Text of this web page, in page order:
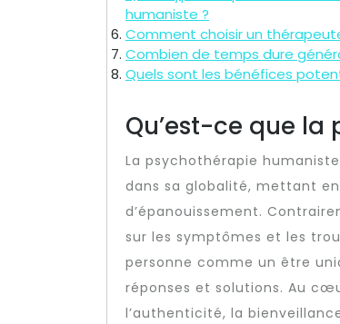
humaniste ?
Comment choisir un
Combien de temps dure
Quels sont les bénéfices
Qu’est-ce que
La psychothérapie
dans sa globalité, mettant
d’épanouissement.
sur les symptômes et les
personne comme un être
réponses et solutions. Au
l’authenticité, la